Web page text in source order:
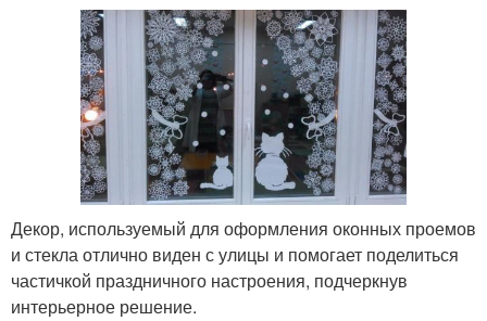
Декор, используемый для оформления оконных проемов
и стекла отлично виден с улицы и помогает поделиться
частичкой праздничного настроения, подчеркнув
интерьерное решение.